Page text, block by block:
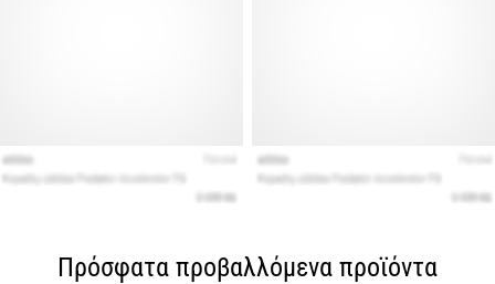
Πρόσφατα προβαλλόμενα προϊόντα